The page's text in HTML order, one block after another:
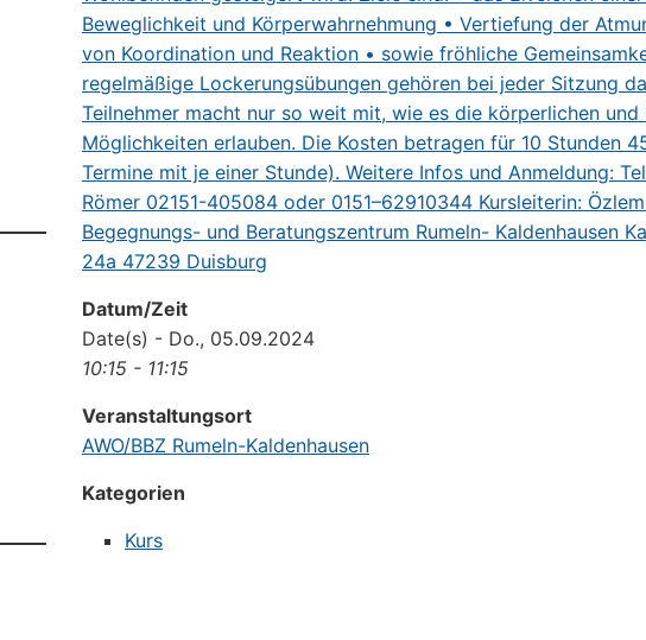
Datum/Zeit
Date(s) - Do., 05.09.2024
10:15 - 11:15
Veranstaltungsort
AWO/BBZ Rumeln-Kaldenhausen
Kategorien
Kurs